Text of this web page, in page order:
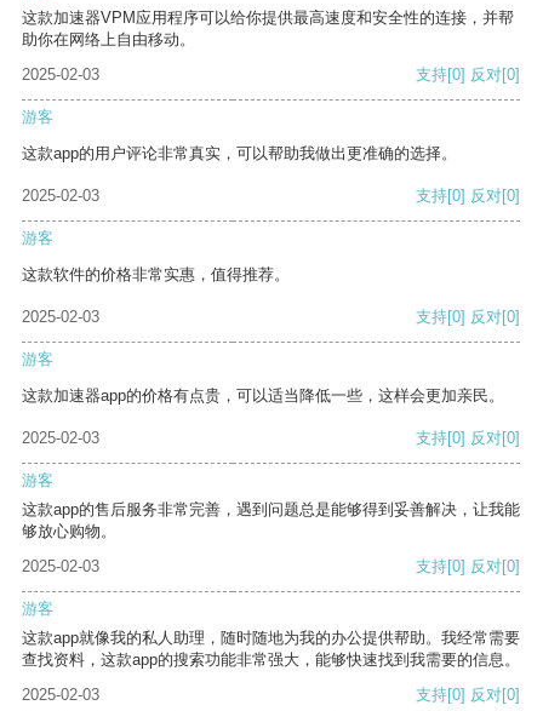
这款加速器VPM应用程序可以给你提供最高速度和安全性的连接，并帮
助你在网络上自由移动。
2025-02-03
支持[0] 反对[0]
游客
这款app的用户评论非常真实，可以帮助我做出更准确的选择。
2025-02-03 支持[0] 反对[0]
游客
这款软件的价格非常实惠，值得推荐。
2025-02-03 支持[0] 反对[0]
游客
这款加速器app的价格有点贵，可以适当降低一些，这样会更加亲民。
2025-02-03 支持[0] 反对[0]
游客
这款app的售后服务非常完善，遇到问题总是能够得到妥善解决，让我能
够放心购物。
2025-02-03
支持[0] 反对[0]
游客
这款app就像我的私人助理，随时随地为我的办公提供帮助。我经常需要
查找资料，这款app的搜索功能非常强大，能够快速找到我需要的信息。
2025-02-03
支持[0] 反对[0]